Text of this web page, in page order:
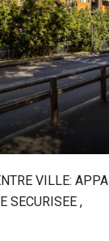
VILLE:
SECURISEE ,